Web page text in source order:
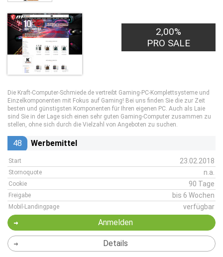
2,00%
PRO SALE
Die Kraft-Computer-Schmiede.de vertreibt Gaming-PC-Komplettsysteme und
Einzelkomponenten mit Fokus auf Gaming! Bei uns finden Sie die zur Zeit
besten und günstigsten Komponenten für Ihren eigenen PC. Auch als Laie
sind Sie in der Lage sich einen sehr guten Gaming-Computer zusammen zu
stellen, ohne sich durch die Vielzahl von Angeboten zu suchen.
48 Werbemittel
Start 23.02.2018
Stornoquote n.a.
Cookie 90 Tage
Freigabe bis 6 Wochen
Mobil-Landingpage verfügbar
Anmelden
Details